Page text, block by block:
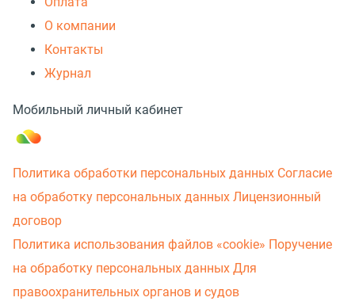
О компании
Контакты
Журнал
Мобильный личный кабинет
Политика обработки персональных данных Согласие
на обработку персональных данных Лицензионный
договор
Политика использования файлов «cookie» Поручение
на обработку персональных данных Для
правоохранительных органов и судов